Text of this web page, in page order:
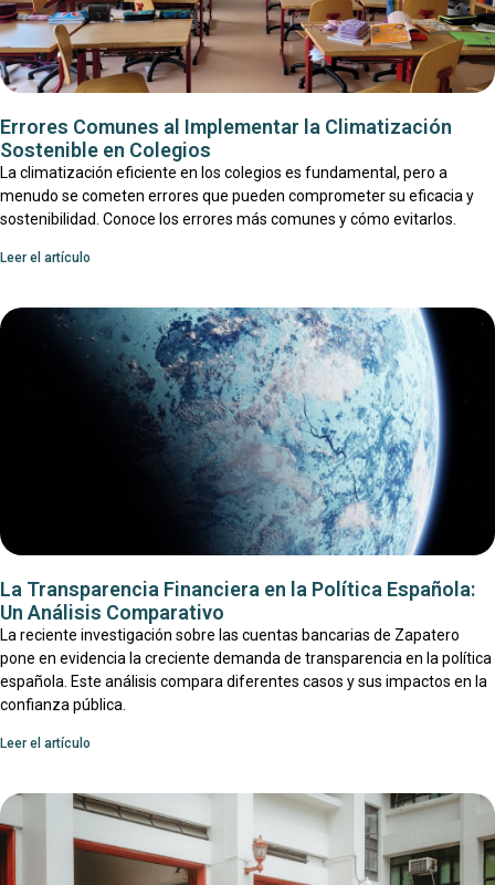
Errores Comunes al Implementar la Climatización
Sostenible en Colegios
La climatización eficiente en los colegios es fundamental, pero a
menudo se cometen errores que pueden comprometer su eficacia y
sostenibilidad. Conoce los errores más comunes y cómo evitarlos.
Leer el artículo
La Transparencia Financiera en la Política Española:
Un Análisis Comparativo
La reciente investigación sobre las cuentas bancarias de Zapatero
pone en evidencia la creciente demanda de transparencia en la política
española. Este análisis compara diferentes casos y sus impactos en la
confianza pública.
Leer el artículo